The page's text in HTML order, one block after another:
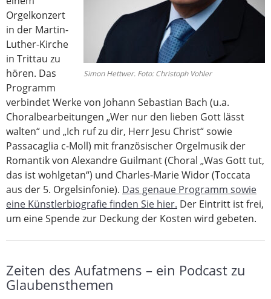
Simon Hettwer. Foto: Christoph Vohler
Orgelkonzert
in der Martin-
Luther-Kirche
in Trittau zu
hören. Das
Programm
verbindet Werke von Johann Sebastian Bach (u.a.
Choralbearbeitungen „Wer nur den lieben Gott lässt
walten“ und „Ich ruf zu dir, Herr Jesu Christ“ sowie
Passacaglia c-Moll) mit französischer Orgelmusik der
Romantik von Alexandre Guilmant (Choral „Was Gott tut,
das ist wohlgetan“) und Charles-Marie Widor (Toccata
aus der 5. Orgelsinfonie). Das genaue Programm sowie
eine Künstlerbiografie finden Sie hier. Der Eintritt ist frei,
um eine Spende zur Deckung der Kosten wird gebeten.
Zeiten des Aufatmens – ein Podcast zu
Glaubensthemen